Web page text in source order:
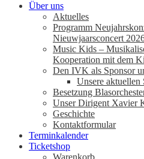
Über uns
Aktuelles
Programm
Nieuwjaarsconcert
Music Kids –
Kooperation mit dem
Den IVK als Sponsor
Unsere aktuellen
Besetzung
Unser Dirigent Xavier
Geschichte
Kontaktformular
Terminkalender
Ticketshop
Warenkorb